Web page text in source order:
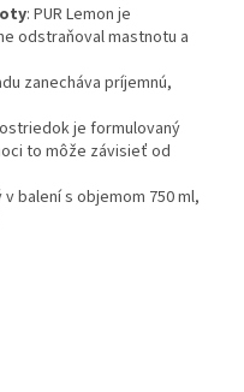
: PUR Lemon je
odstraňoval mastnotu a
zanecháva príjemnú,
je formulovaný
to môže závisieť od
balení s objemom 750 ml,